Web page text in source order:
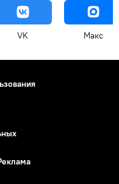
VK Макс